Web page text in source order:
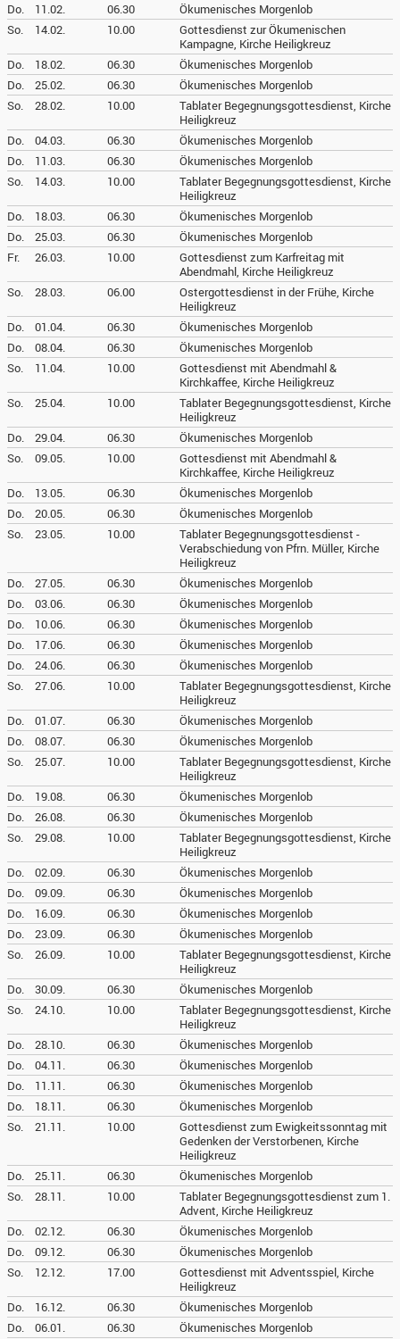
Do. 11.02. 06.30
Ökumenisches Morgenlob
So.
14.02. 10.00
Gottesdienst zur Ökumenischen
Kampagne, Kirche Heiligkreuz
Do.
18.02. 06.30
Ökumenisches Morgenlob
Do.
25.02. 06.30
Ökumenisches Morgenlob
So.
28.02. 10.00
Tablater Begegnungsgottesdienst, Kirche
Heiligkreuz
Do.
04.03. 06.30
Ökumenisches Morgenlob
Do.
11.03. 06.30
Ökumenisches Morgenlob
So.
14.03. 10.00
Tablater Begegnungsgottesdienst, Kirche
Heiligkreuz
Do.
18.03. 06.30
Ökumenisches Morgenlob
Do.
25.03. 06.30
Ökumenisches Morgenlob
Fr.
26.03. 10.00
Gottesdienst zum Karfreitag mit
Abendmahl, Kirche Heiligkreuz
So.
28.03. 06.00
Ostergottesdienst in der Frühe, Kirche
Heiligkreuz
Do.
01.04. 06.30
Ökumenisches Morgenlob
Do.
08.04. 06.30
Ökumenisches Morgenlob
So.
11.04. 10.00
Gottesdienst mit Abendmahl &
Kirchkaffee, Kirche Heiligkreuz
So.
25.04. 10.00
Tablater Begegnungsgottesdienst, Kirche
Heiligkreuz
Do.
29.04. 06.30
Ökumenisches Morgenlob
So.
09.05. 10.00
Gottesdienst mit Abendmahl &
Kirchkaffee, Kirche Heiligkreuz
Do.
13.05. 06.30
Ökumenisches Morgenlob
Do.
20.05. 06.30
Ökumenisches Morgenlob
So.
23.05. 10.00
Tablater Begegnungsgottesdienst -
Verabschiedung von Pfrn. Müller, Kirche
Heiligkreuz
Do.
27.05. 06.30
Ökumenisches Morgenlob
Do.
03.06. 06.30
Ökumenisches Morgenlob
Do.
10.06. 06.30
Ökumenisches Morgenlob
Do.
17.06. 06.30
Ökumenisches Morgenlob
Do.
24.06. 06.30
Ökumenisches Morgenlob
So.
27.06. 10.00
Tablater Begegnungsgottesdienst, Kirche
Heiligkreuz
Do.
01.07. 06.30
Ökumenisches Morgenlob
Do.
08.07. 06.30
Ökumenisches Morgenlob
So.
25.07. 10.00
Tablater Begegnungsgottesdienst, Kirche
Heiligkreuz
Do.
19.08. 06.30
Ökumenisches Morgenlob
Do.
26.08. 06.30
Ökumenisches Morgenlob
So.
29.08. 10.00
Tablater Begegnungsgottesdienst, Kirche
Heiligkreuz
Do.
02.09. 06.30
Ökumenisches Morgenlob
Do.
09.09. 06.30
Ökumenisches Morgenlob
Do.
16.09. 06.30
Ökumenisches Morgenlob
Do.
23.09. 06.30
Ökumenisches Morgenlob
So.
26.09. 10.00
Tablater Begegnungsgottesdienst, Kirche
Heiligkreuz
Do.
30.09. 06.30
Ökumenisches Morgenlob
So.
24.10. 10.00
Tablater Begegnungsgottesdienst, Kirche
Heiligkreuz
Do.
28.10. 06.30
Ökumenisches Morgenlob
Do.
04.11. 06.30
Ökumenisches Morgenlob
Do.
11.11. 06.30
Ökumenisches Morgenlob
Do.
18.11. 06.30
Ökumenisches Morgenlob
So.
21.11. 10.00
Gottesdienst zum Ewigkeitssonntag mit
Gedenken der Verstorbenen, Kirche
Heiligkreuz
Do.
25.11. 06.30
Ökumenisches Morgenlob
So.
28.11. 10.00
Tablater Begegnungsgottesdienst zum 1.
Advent, Kirche Heiligkreuz
Do.
02.12. 06.30
Ökumenisches Morgenlob
Do.
09.12. 06.30
Ökumenisches Morgenlob
So.
12.12. 17.00
Gottesdienst mit Adventsspiel, Kirche
Heiligkreuz
Do.
16.12. 06.30
Ökumenisches Morgenlob
Do.
06.01. 06.30
Ökumenisches Morgenlob